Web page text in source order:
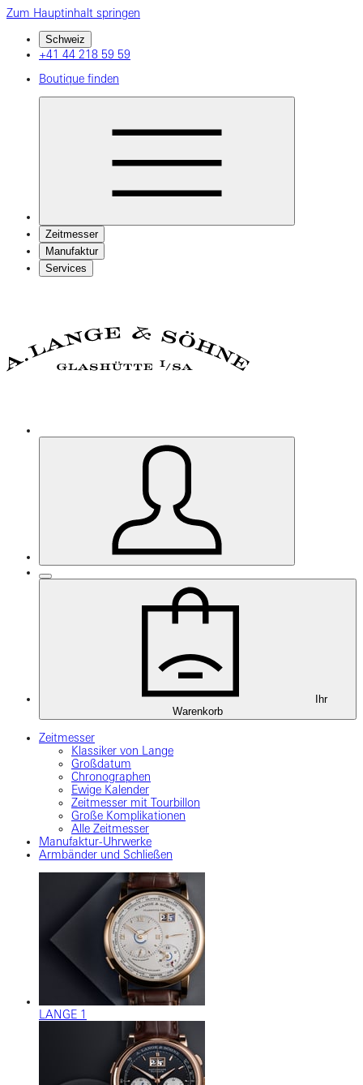
Zum Hauptinhalt springen
Schweiz
+41 44 218 59 59
Boutique finden
Zeitmesser
Manufaktur
Services
Ihr
Warenkorb
Zeitmesser
Klassiker von Lange
Großdatum
Chronographen
Ewige Kalender
Zeitmesser mit Tourbillon
Große Komplikationen
Alle Zeitmesser
Manufaktur-Uhrwerke
Armbänder und Schließen
LANGE 1